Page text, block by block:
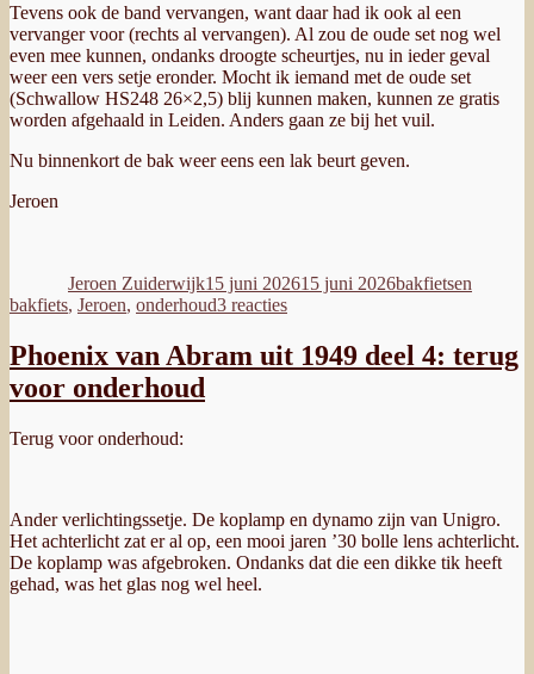
Tevens ook de band vervangen, want daar had ik ook al een
vervanger voor (rechts al vervangen). Al zou de oude set nog wel
even mee kunnen, ondanks droogte scheurtjes, nu in ieder geval
weer een vers setje eronder. Mocht ik iemand met de oude set
(Schwallow HS248 26×2,5) blij kunnen maken, kunnen ze gratis
worden afgehaald in Leiden. Anders gaan ze bij het vuil.
Nu binnenkort de bak weer eens een lak beurt geven.
Jeroen
Jeroen Zuiderwijk15 juni 202615 juni 2026bakfietsen
bakfiets, Jeroen, onderhoud3 reactiesop
klussen:
as
Phoenix van Abram uit 1949 deel 4: terug
voor onderhoud
Terug voor onderhoud:
Ander verlichtingssetje. De koplamp en dynamo zijn van Unigro.
Het achterlicht zat er al op, een mooi jaren ’30 bolle lens achterlicht.
De koplamp was afgebroken. Ondanks dat die een dikke tik heeft
gehad, was het glas nog wel heel.